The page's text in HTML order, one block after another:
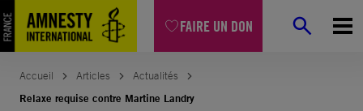
FAIRE UN DON
Aller
au
contenu
Accueil Articles
Actualités
Relaxe requise contre Martine Landry